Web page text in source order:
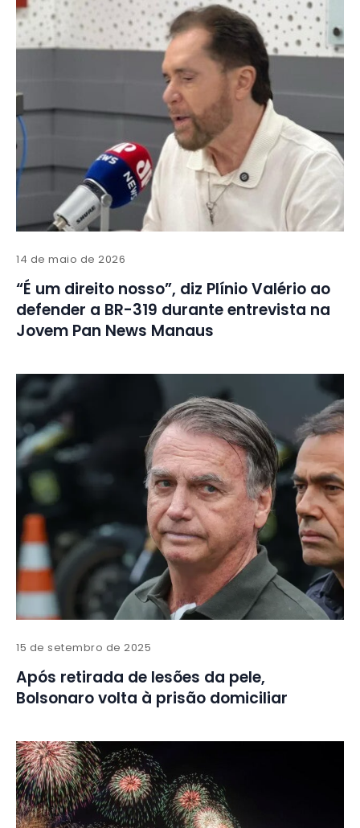
14 de maio de 2026
“É um direito nosso”, diz Plínio Valério ao
defender a BR-319 durante entrevista na
Jovem Pan News Manaus
15 de setembro de 2025
Após retirada de lesões da pele,
Bolsonaro volta à prisão domiciliar